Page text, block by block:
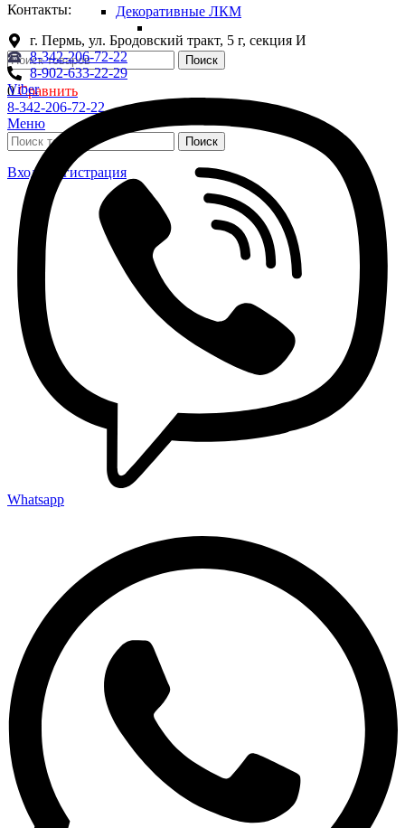
Декоративные ЛКМ
Поиск
0 Сравнить
8-342-206-72-22
Меню
Поиск
Вход / Регистрация
Контакты:
г. Пермь, ул. Бродовский тракт, 5 г, секция И
8-342-206-72-22
8-902-633-22-29
Viber
Whatsapp